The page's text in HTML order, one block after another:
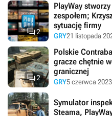
2
PlayWay
zespołem;
sytuację firmy
GRY21 listopada
2
Polskie
gracze chętnie
granicznej
GRY5 czerwca
Symulator
Steama,